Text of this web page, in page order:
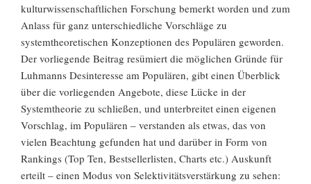
kulturwissenschaftlichen Forschung bemerkt worden und zum
Anlass für ganz unterschiedliche Vorschläge zu
systemtheoretischen Konzeptionen des Populären geworden.
Der vorliegende Beitrag resümiert die möglichen Gründe für
Luhmanns Desinteresse am Populären, gibt einen Überblick
über die vorliegenden Angebote, diese Lücke in der
Systemtheorie zu schließen, und unterbreitet einen eigenen
Vorschlag, im Populären – verstanden als etwas, das von
vielen Beachtung gefunden hat und darüber in Form von
Rankings (Top Ten, Bestsellerlisten, Charts etc.) Auskunft
erteilt – einen Modus von Selektivitätsverstärkung zu sehen: